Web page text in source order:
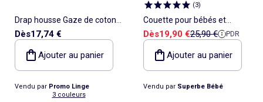
Drap housse Gaze de coton
Douceur d'Intérieur
Dès17,74 €
Ajouter au panier
Vendu par Promo Linge
3 couleurs
(3)
Couette pour bébés et
enfants | SUPERBE BEBE
DèsPrix de vente
19,90 €Prix de référence
25,90 € PDR
Ajouter au panier
Vendu par Superbe Bébé